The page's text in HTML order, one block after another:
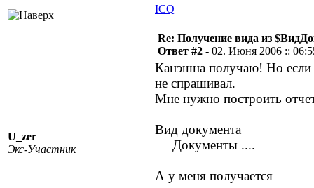
ICQ
U_zer
Экс-Участник
Re: Получение вида из
Ответ #2 - 02. Июня 2006 ::
Канэшна получаю! Но если
не спрашивал.
Мне нужно построить
Вид документа
Документы ....
А у меня получается